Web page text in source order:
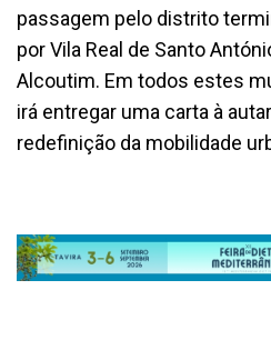
passagem pelo distrito
por Vila Real de Santo
Alcoutim. Em todos estes
irá entregar uma carta à
redefinição da mobilidade